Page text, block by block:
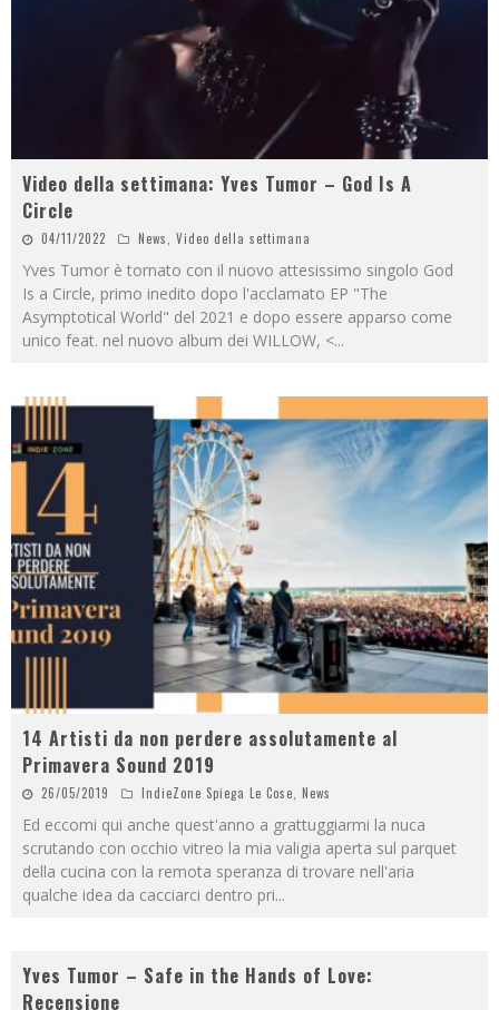
Video della settimana: Yves Tumor – God Is A
Circle
04/11/2022 News Video della settimana
Yves Tumor è tornato con il nuovo attesissimo singolo God
Is a Circle, primo inedito dopo l'acclamato EP "The
Asymptotical World" del 2021 e dopo essere apparso come
unico feat. nel nuovo album dei WILLOW, <...
14 Artisti da non perdere assolutamente al
Primavera Sound 2019
26/05/2019 IndieZone Spiega Le Cose News
Ed eccomi qui anche quest'anno a grattuggiarmi la nuca
scrutando con occhio vitreo la mia valigia aperta sul parquet
della cucina con la remota speranza di trovare nell'aria
qualche idea da cacciarci dentro pri...
Yves Tumor – Safe in the Hands of Love:
Recensione